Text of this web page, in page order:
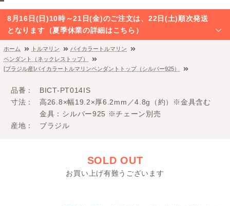
8月16日(日)10時～21日(金)のご注文は、22日(土)順次発送
となります（夏季休業の詳細はこちら）
ホーム トルマリン
バイカラートルマリン
ペンダント（ネックレストップ）
[ブラジル産]バイカラートルマリンペンダントトップ（シルバー925）
品番
BICT-PT014IS
寸法
高26.8×幅19.2×厚6.2mm／4.8g（約）※金具含む
金具：シルバー925 ※チェーン別売
産地
ブラジル
SOLD OUT
お買い上げ有難うございます